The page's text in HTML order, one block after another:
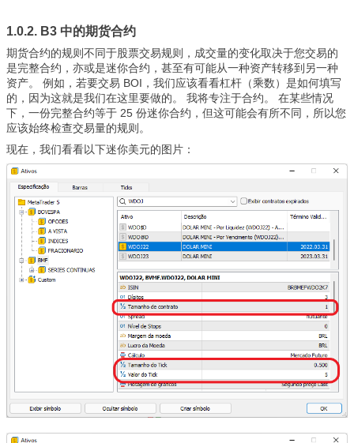
1.0.2. B3 中的期货合约
期货合约的规则不同于股票交易规则，成交量的变化取决于您交易的
是完整合约，亦或是迷你合约，甚至有可能从一种资产转移到另一种
资产。 例如，若要交易 BOI，我们应该看看杠杆（乘数）是如何填写
的，因为这就是我们在这里要做的。 我将专注于合约。 在某些情况
下，一份完整合约等于 25 份迷你合约，但这可能会有所不同，所以您
应该始终检查交易量的规则。
现在，我们看看以下迷你美元的图片：